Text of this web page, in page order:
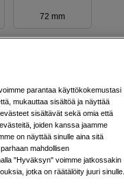
72 mm
77 mm
62 mm
parantaa käyttökokemustasi
mukauttaa sisältöä ja näyttää
sisältävät sekä omia että
joiden kanssa jaamme
on näyttää sinulle aina sitä
mahdollisen
"Hyväksyn" voimme jatkossakin
jotka on räätälöity juuri